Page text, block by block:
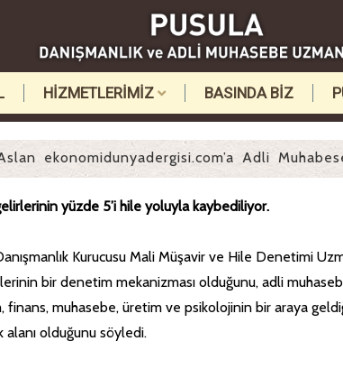
HİZMETLERİMİZ BASINDA BİZ
ekonomidunyadergisi.com’a Adli
yüzde 5’i hile yoluyla kaybediliyor.
Kurucusu Mali Müşavir ve Hile Denetimi
bir denetim mekanizması olduğunu, adli
finans, muhasebe, üretim ve psikolojinin bir araya
alanı olduğunu söyledi.